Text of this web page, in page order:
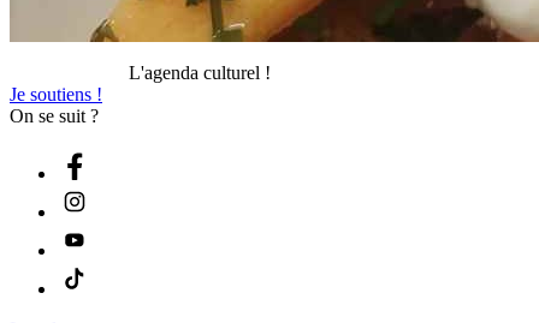
L'agenda culturel !
Je soutiens !
On se suit ?